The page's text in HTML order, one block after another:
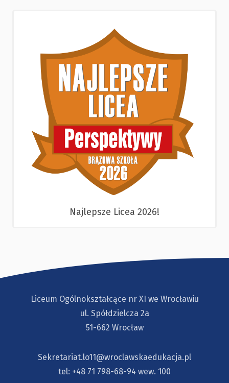
Najlepsze Licea 2026!
Liceum Ogólnokształcące nr XI we Wrocławiu
ul. Spółdzielcza 2a
51-662 Wrocław
Sekretariat.lo11@wroclawskaedukacja.pl
tel: +48 71 798-68-94 wew. 100